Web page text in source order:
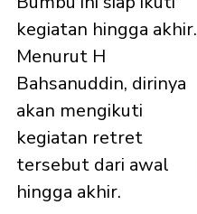
kegiatan hingga akhir.
Menurut H
Bahsanuddin, dirinya
akan mengikuti
kegiatan retret
tersebut dari awal
hingga akhir.